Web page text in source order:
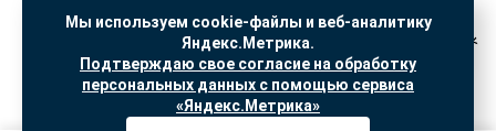
Политика обработки персональных данных
Согласие на обработку данных Яндекс Метрика
"© ООО “САНТЕХГИД”, 2026. Все права защищены. Предложение не является публичной
офертой, цены и информация на сайте ознакомительные
Доработка и продвижение вSO.USE
Мы используем cookie-файлы и веб-аналитику
Яндекс.Метрика.
Подтверждаю свое согласие на обработку
персональных данных с помощью сервиса
«Яндекс.Метрика»